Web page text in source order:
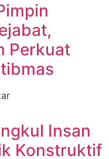
Perkuat
Insan
Konstruktif